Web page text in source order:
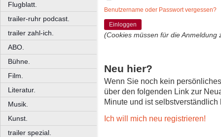
Flugblatt.
trailer-ruhr podcast.
trailer zahl-ich.
ABO.
Bühne.
Film.
Literatur.
Musik.
Kunst.
trailer spezial.
Benutzername oder Passwort vergessen?
Einloggen
(Cookies müssen für die Anmeldung
Neu hier?
Wenn Sie noch kein
über den folgenden Link zur
Minute und ist selbstverständlich
Ich will mich neu registrieren!